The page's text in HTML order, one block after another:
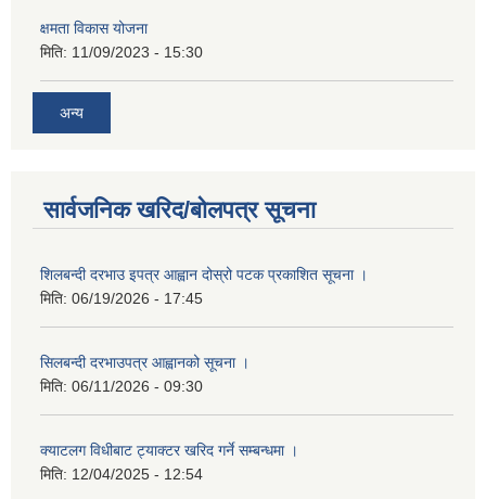
क्षमता विकास योजना
मिति: 11/09/2023 - 15:30
अन्य
सार्वजनिक खरिद/बोलपत्र सूचना
शिलबन्दी दरभाउ इपत्र आह्वान दोस्रो पटक प्रकाशित सूचना ।
मिति: 06/19/2026 - 17:45
सिलबन्दी दरभाउपत्र आह्वानको सूचना ।
मिति: 06/11/2026 - 09:30
क्याटलग विधीबाट ट्याक्टर खरिद गर्ने सम्बन्धमा ।
मिति: 12/04/2025 - 12:54